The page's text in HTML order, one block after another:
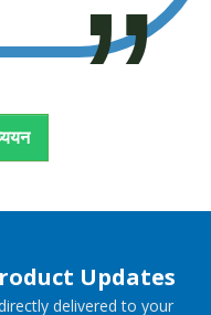
Updates
delivered to your